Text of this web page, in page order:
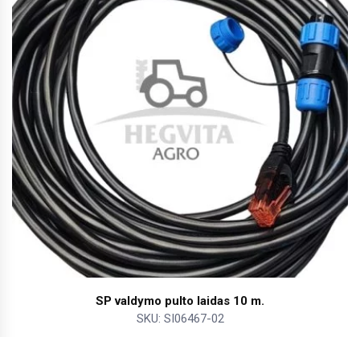
SP valdymo pulto laidas 10 m.
SKU: SI06467-02